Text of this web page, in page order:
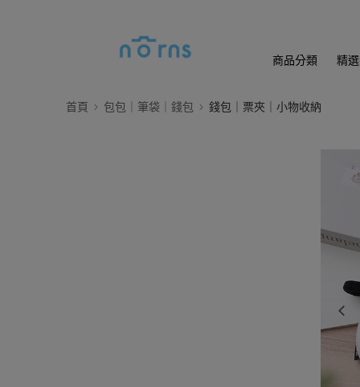
商品分類 精
首頁 包包｜筆袋｜錢包 錢包｜票夾｜小物收納